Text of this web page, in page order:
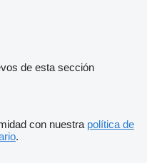
de esta sección
con nuestra política de
.